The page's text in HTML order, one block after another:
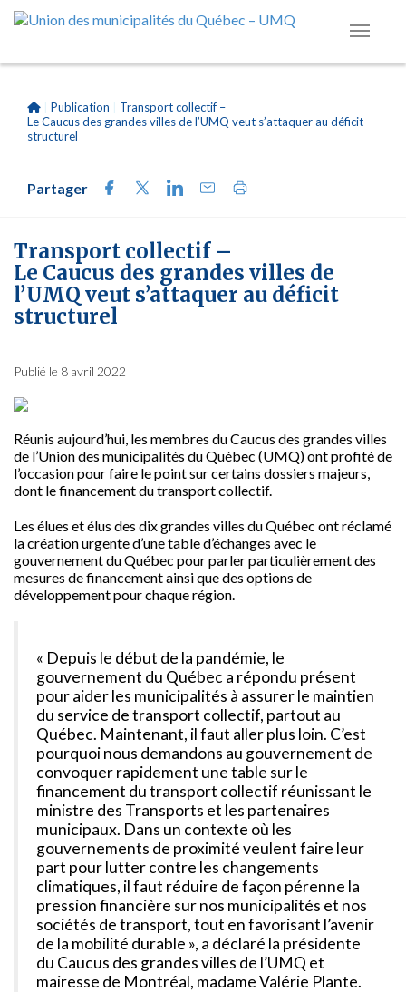
Publication
Transport collectif –
Le Caucus des grandes villes de l’UMQ veut s’attaquer au déficit
structurel
Partager
Transport collectif –
Le Caucus des grandes villes de
l’UMQ veut s’attaquer au déficit
structurel
Publié le 8 avril 2022
Réunis aujourd’hui, les membres du Caucus des grandes villes
de l’Union des municipalités du Québec (UMQ) ont profité de
l’occasion pour faire le point sur certains dossiers majeurs,
dont le financement du transport collectif.
Les élues et élus des dix grandes villes du Québec ont réclamé
la création urgente d’une table d’échanges avec le
gouvernement du Québec pour parler particulièrement des
mesures de financement ainsi que des options de
développement pour chaque région.
« Depuis le début de la pandémie, le
gouvernement du Québec a répondu présent
pour aider les municipalités à assurer le maintien
du service de transport collectif, partout au
Québec. Maintenant, il faut aller plus loin. C’est
pourquoi nous demandons au gouvernement de
convoquer rapidement une table sur le
financement du transport collectif réunissant le
ministre des Transports et les partenaires
municipaux. Dans un contexte où les
gouvernements de proximité veulent faire leur
part pour lutter contre les changements
climatiques, il faut réduire de façon pérenne la
pression financière sur nos municipalités et nos
sociétés de transport, tout en favorisant l’avenir
de la mobilité durable », a déclaré la présidente
du Caucus des grandes villes de l’UMQ et
mairesse de Montréal, madame Valérie Plante.